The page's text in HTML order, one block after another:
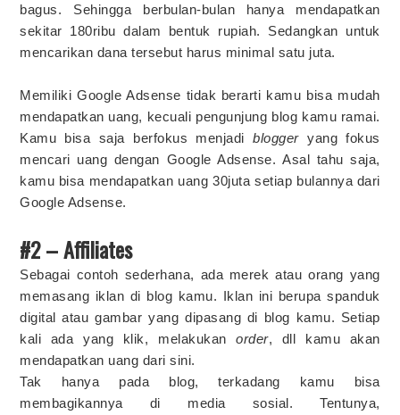
bagus. Sehingga berbulan-bulan hanya mendapatkan
sekitar 180ribu dalam bentuk rupiah. Sedangkan untuk
mencarikan dana tersebut harus minimal satu juta.
Memiliki Google Adsense tidak berarti kamu bisa mudah
mendapatkan uang, kecuali pengunjung blog kamu ramai.
Kamu bisa saja berfokus menjadibloggeryang fokus
mencari uang dengan Google Adsense. Asal tahu saja,
kamu bisa mendapatkan uang 30juta setiap bulannya dari
Google Adsense.
#2 – Affiliates
Sebagai contoh sederhana, ada merek atau orang yang
memasang iklan di blog kamu. Iklan ini berupa spanduk
digital atau gambar yang dipasang di blog kamu. Setiap
kali ada yang klik, melakukanorder, dll kamu akan
mendapatkan uang dari sini.
Tak hanya pada blog, terkadang kamu bisa
membagikannya di media sosial. Tentunya,